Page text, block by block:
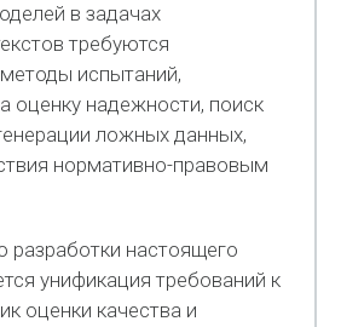
в задачах
требуются
испытаний,
оценку надежности, поиск
ложных данных,
нормативно-правовым
разработки настоящего
унификация требований к
оценки качества и